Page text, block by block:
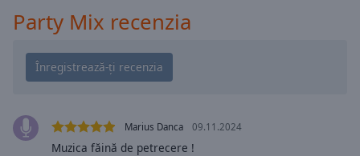
Color
Party Mix recenzia
Marius Danca 09.11.2024
Muzica făină de petrecere !